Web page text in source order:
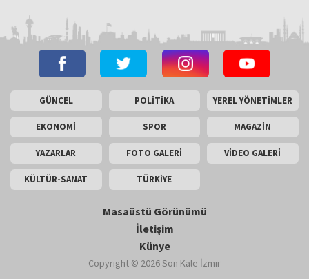
GÜNCEL POLİTİKA YEREL YÖNETİMLER
EKONOMİ SPOR MAGAZİN
YAZARLAR FOTO GALERİ VİDEO GALERİ
KÜLTÜR-SANAT TÜRKİYE
Masaüstü Görünümü
İletişim
Künye
Copyright © 2026 Son Kale İzmir